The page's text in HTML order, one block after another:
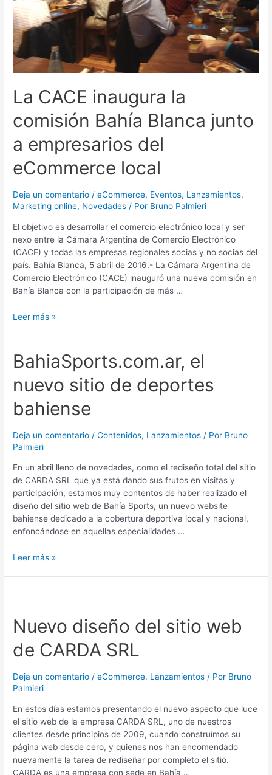
La CACE inaugura la
comisión Bahía Blanca junto
a empresarios del
eCommerce local
Deja un comentario /eCommerce, Eventos, Lanzamientos,
Marketing online, Novedades / Por Bruno Palmieri
El objetivo es desarrollar el comercio electrónico local y ser
nexo entre la Cámara Argentina de Comercio Electrónico
(CACE) y todas las empresas regionales socias y no socias del
país. Bahía Blanca, 5 abril de 2016.- La Cámara Argentina de
Comercio Electrónico (CACE) inauguró una nueva comisión en
Bahía Blanca con la participación de más …
empresarios
del
eCommerce
local
Leer más »
BahiaSports.com.ar, el
nuevo sitio de deportes
bahiense
Deja un comentario /Contenidos, Lanzamientos / Por Bruno
Palmieri
En un abril lleno de novedades, como el rediseño total del sitio
de CARDA SRL que ya está dando sus frutos en visitas y
participación, estamos muy contentos de haber realizado el
diseño del sitio web de Bahía Sports, un nuevo website
bahiense dedicado a la cobertura deportiva local y nacional,
enfoncándose en aquellas especialidades …
BahiaSports.com.ar,
el
nuevo
sitio
de
deportes
bahiense
Leer más »
Nuevo diseño del sitio web
de CARDA SRL
Deja un comentario /eCommerce, Lanzamientos / Por Bruno
Palmieri
En estos días estamos presentando el nuevo aspecto que luce
el sitio web de la empresa CARDA SRL, uno de nuestros
clientes desde principios de 2009, cuando construímos su
página web desde cero, y quienes nos han encomendado
nuevamente la tarea de rediseñar por completo el sitio.
CARDA es una empresa con sede en Bahía …
del
sitio
web
de
CARDA
SRL